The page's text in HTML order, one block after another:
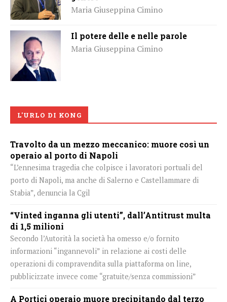
Maria Giuseppina Cimino
Il potere delle e nelle parole
Maria Giuseppina Cimino
L'URLO DI KONG
Travolto da un mezzo meccanico: muore così un
operaio al porto di Napoli
“L’ennesima tragedia che colpisce i lavoratori portuali del
porto di Napoli, ma anche di Salerno e Castellammare di
Stabia”, denuncia la Cgil
“Vinted inganna gli utenti”, dall’Antitrust multa
di 1,5 milioni
Secondo l’Autorità la società ha omesso e/o fornito
informazioni “ingannevoli” in relazione ai costi delle
operazioni di compravendita sulla piattaforma on line,
pubblicizzate invece come “gratuite/senza commissioni”
A Portici operaio muore precipitando dal terzo